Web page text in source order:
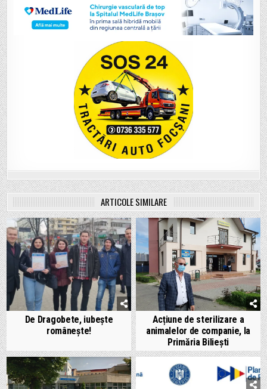
ARTICOLE SIMILARE
De Dragobete, iubește
românește!
Acțiune de sterilizare a
animalelor de companie, la
Primăria Biliești